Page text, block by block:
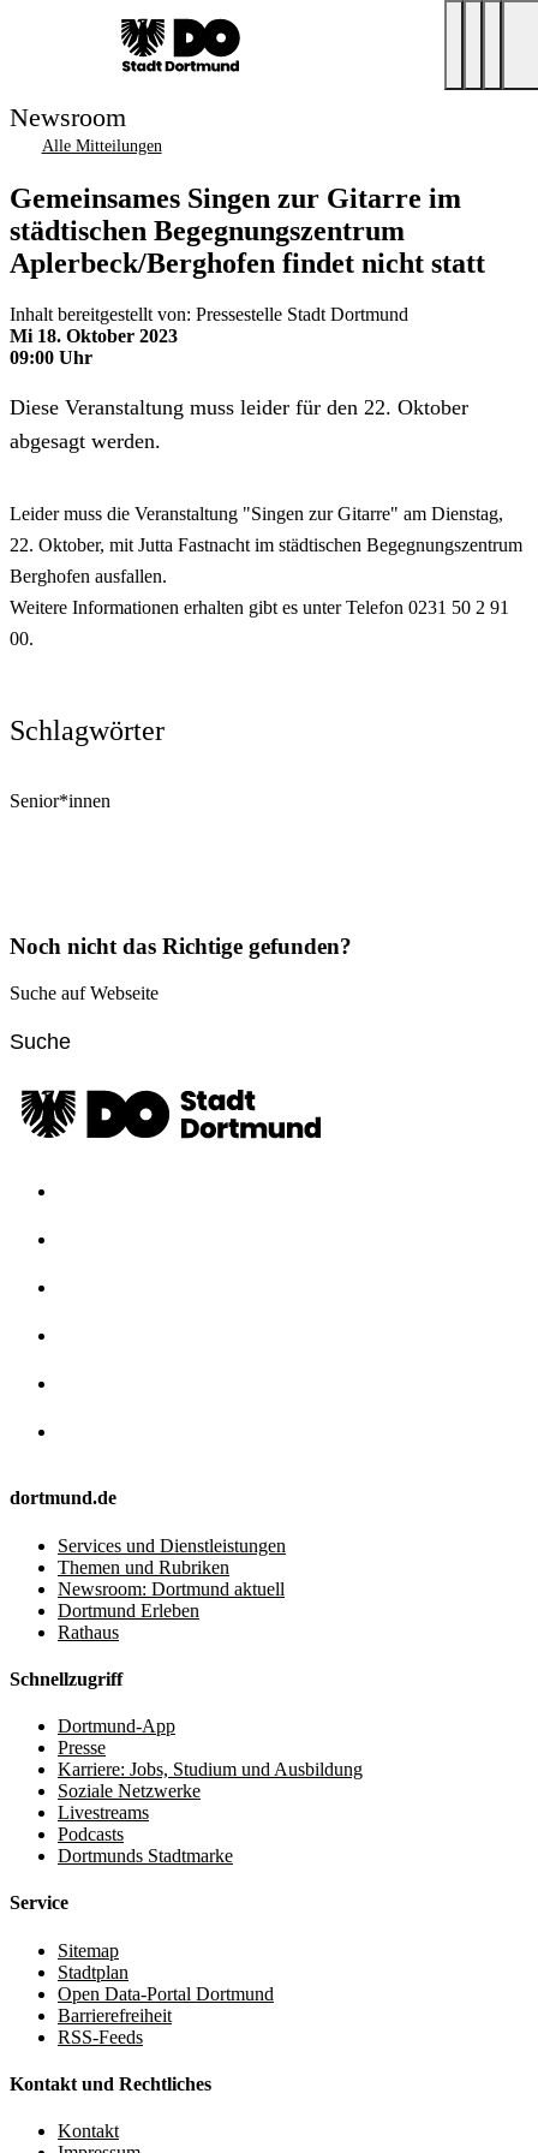
Newsroom
Alle Mitteilungen
Gemeinsames Singen zur Gitarre im
städtischen Begegnungszentrum
Aplerbeck/Berghofen findet nicht statt
Inhalt bereitgestellt von: Pressestelle Stadt Dortmund
Mi 18. Oktober 2023
09:00 Uhr
Diese Veranstaltung muss leider für den 22. Oktober
abgesagt werden.
Leider muss die Veranstaltung "Singen zur Gitarre" am Dienstag,
22. Oktober, mit Jutta Fastnacht im städtischen Begegnungszentrum
Berghofen ausfallen.
Weitere Informationen erhalten gibt es unter Telefon 0231 50 2 91
00.
Schlagwörter
Senior*innen
Noch nicht das Richtige gefunden?
Suche auf Webseite
dortmund.de
Services und Dienstleistungen
Themen und Rubriken
Newsroom: Dortmund aktuell
Dortmund Erleben
Rathaus
Schnellzugriff
Dortmund-App
Presse
Karriere: Jobs, Studium und Ausbildung
Soziale Netzwerke
Livestreams
Podcasts
Dortmunds Stadtmarke
Service
Sitemap
Stadtplan
Open Data-Portal Dortmund
Barrierefreiheit
RSS-Feeds
Kontakt und Rechtliches
Kontakt